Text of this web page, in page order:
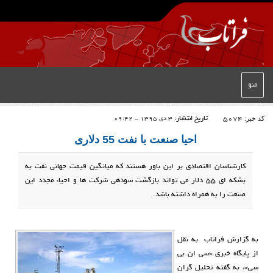
منو
کد خبر: 5074 تاریخ انتشار: 3 دی 1395 - 09:42
احیا صنعت با نفت 55 دلاری
کارشناسان اقتصادی بر این باور هستند که میانگین قیمت جهانی نفت به
بشکه ای ۵۵ دلار می تواند بازگشت سودهی شرکت ها و احیاء مجدد این
صنعت را به همراه داشته باشد.
به گزارش فراتاب به نقل
از پایگاه خبری «سی ان بی
سی»، به گفته تحلیل گران